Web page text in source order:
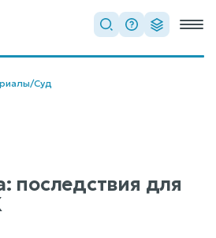
/Суд
последствия для